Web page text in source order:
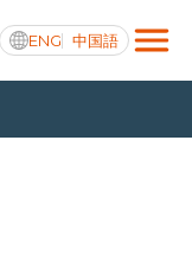
ENG 中国語